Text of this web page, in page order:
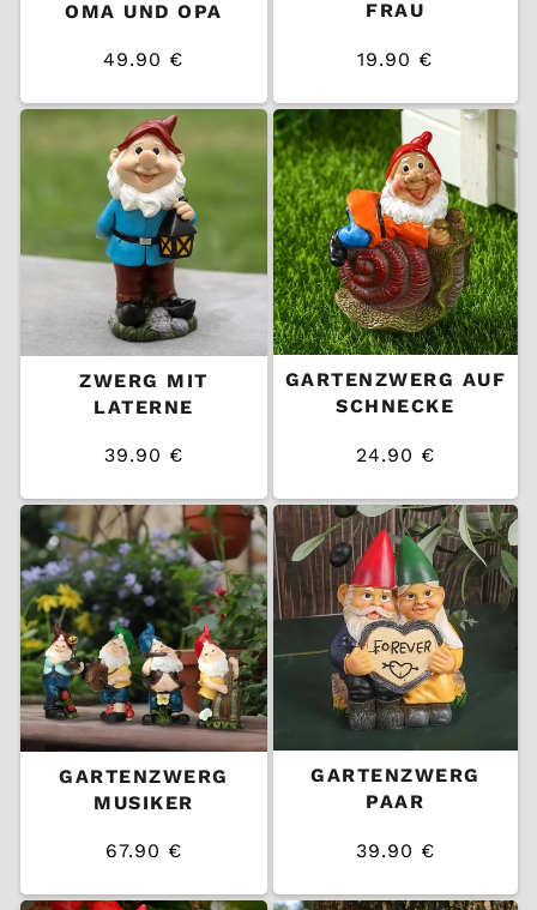
OMA UND OPA
49.90 €
Preis
/
EINZELPREIS
FRAU
19.90 €
Preis
/
EINZELPREIS
ZWERG MIT
LATERNE
39.90 €
Preis
/
EINZELPREIS
GARTENZWERG AUF
SCHNECKE
24.90 €
Preis
/
EINZELPREIS
GARTENZWERG
MUSIKER
67.90 €
Preis
/
EINZELPREIS
GARTENZWERG
PAAR
39.90 €
Preis
/
EINZELPREIS